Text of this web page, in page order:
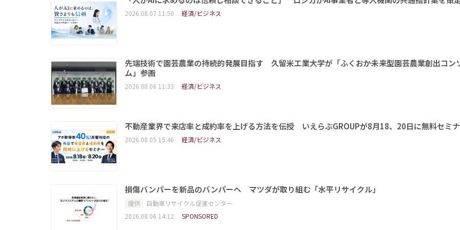
2026.08.07 11:50 経済/ビジネス
先端技術で園芸農業の持続的発展目指す 久留米工業大学が「ふくおか未来型園芸農業創出コン
ム」参画
2026.08.06 11:33 経済/ビジネス
不動産業界で来店率と成約率を上げる方法を伝授 いえらぶGROUPが8月18、20日に無料セミ
2026.08.05 15:46 経済/ビジネス
損傷バンパーを新品のバンパーへ マツダが取り組む「水平リサイクル」
提供
自動車リサイクル促進センター
2026.08.06 14:12
SPONSORED